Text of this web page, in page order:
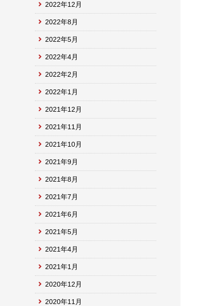
2022年12月
2022年8月
2022年5月
2022年4月
2022年2月
2022年1月
2021年12月
2021年11月
2021年10月
2021年9月
2021年8月
2021年7月
2021年6月
2021年5月
2021年4月
2021年1月
2020年12月
2020年11月